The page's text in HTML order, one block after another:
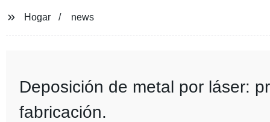
Hogar news
Deposición de metal por láser:
fabricación.